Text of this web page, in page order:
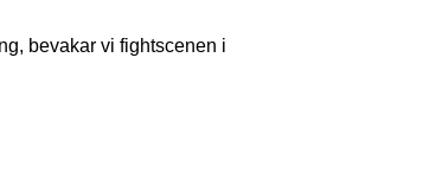
bevakar vi fightscenen i